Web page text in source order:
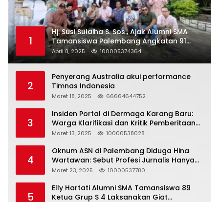
1
Hj. Susi Sulaiha S. Sos., Ajak Alumni SMA
Tamansiswa Palembang Angkatan 91
Halal Bihalal
April 8, 2025 100005374364
2
Penyerang Australia akui performance
Timnas Indonesia
Maret 18, 2025 66664644752
3
Insiden Portal di Dermaga Karang Baru:
Warga Klarifikasi dan Kritik Pemberitaan
yang Tidak Akurat
Maret 13, 2025 10000538028
4
Oknum ASN di Palembang Diduga Hina
Wartawan: Sebut Profesi Jurnalis Hanya
Seharga 2 Liter Bensin, Berujung Dugaan
Maret 23, 2025 10000537780
5
Elly Hartati Alumni SMA Tamansiswa 89
Ketua Grup S 4 Laksanakan Giat